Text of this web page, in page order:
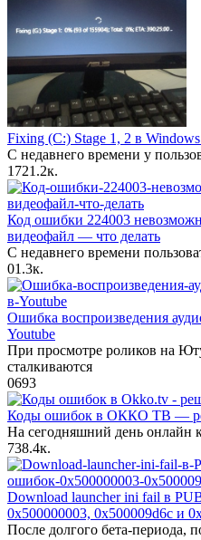
Fixing (C:) Stage 1, 2 в
С недавнего времени у
1721.2к.
Код ошибки 224003
видеофайл — что делать
С недавнего времени
01.3к.
Ошибка воспроизведения
Youtube
При просмотре роликов на
сталкиваются
0693
Коды ошибок в ОККО ТВ —
На сегодняшний день
738.4к.
Download launcher ini fail в
0x500000003, 0x500009d6c и
После долгого бета-периода,